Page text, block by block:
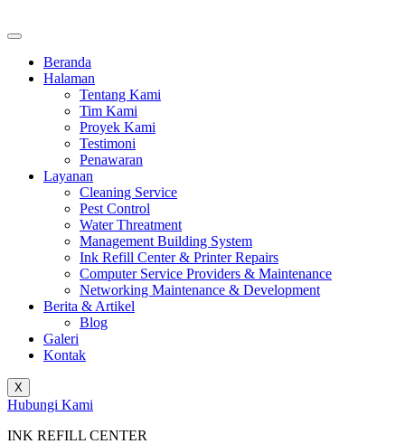
Beranda
Halaman
Tentang Kami
Tim Kami
Proyek Kami
Testimoni
Penawaran
Layanan
Cleaning Service
Pest Control
Water Threatment
Management Building System
Ink Refill Center & Printer Repairs
Computer Service Providers & Maintenance
Networking Maintenance & Development
Berita & Artikel
Blog
Galeri
Kontak
X
Hubungi Kami
INK REFILL CENTER